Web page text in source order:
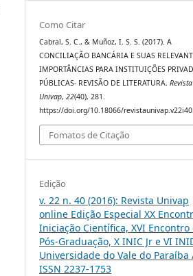
Como Citar
Cabral, S. C., & Muñoz, I. S. S. (2017). A
CONCILIAÇÃO BANCÁRIA E SUAS
IMPORTÂNCIAS PARA INSTITUIÇÕES
PÚBLICAS- REVISÃO DE LITERATURA.Revista
Univap,22(40), 281.
https://doi.org/10.18066/
Fomatos de Citação
Edição
v. 22 n. 40 (2016): Revista Univap
online Edição Especial XX
Iniciação Científica, XVI Encontro
Pós-Graduação, X INIC Jr e VI
Universidade do Vale do Paraíba
ISSN 2237-1753